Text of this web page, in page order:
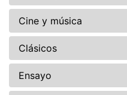
Cine y música
Clásicos
Ensayo